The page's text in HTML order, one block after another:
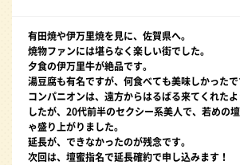
有田焼や伊万里焼を見に、佐賀県へ。
焼物ファンには堪らなく楽しい街でした。
夕食の伊万里牛が絶品です。
湯豆腐も有名ですが、何食べても美味しかったで
コンパニオンは、遠方からはるばる来てくれた
したが、20代前半のセクシー系美人で、若めの
ゃ盛り上がりました。
延長が、できなかったのが残念です。
次回は、壇蜜指名で延長確約で申し込みます！